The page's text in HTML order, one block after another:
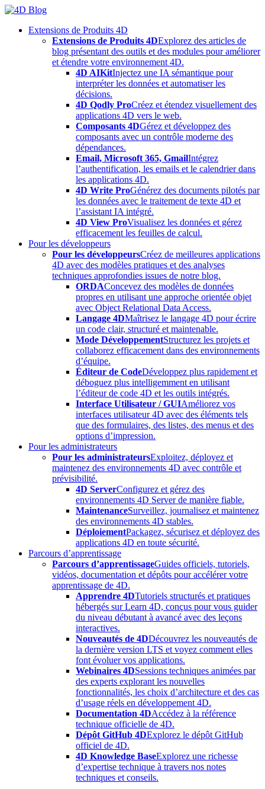
Skip
contentExtensions de Produits 4D
Extensions de Produits 4DExplorez des articles de
blog présentant des outils et des modules pour améliorer
et étendre votre environnement 4D.
4D AIKitInjectez une IA sémantique pour
interpréter les données et automatiser les
décisions.
4D Qodly ProCréez et étendez visuellement des
applications 4D vers le web.
Composants 4DGérez et développez des
composants avec un contrôle moderne des
dépendances.
Email, Microsoft 365, GmailIntégrez
l’authentification, les emails et le calendrier dans
les applications 4D.
4D Write ProGénérez des documents pilotés par
les données avec le traitement de texte 4D et
l’assistant IA intégré.
4D View ProVisualisez les données et gérez
efficacement les feuilles de calcul.
Pour les développeurs
Pour les développeursCréez de meilleures applications
4D avec des modèles pratiques et des analyses
techniques approfondies issues de notre blog.
ORDAConcevez des modèles de données
propres en utilisant une approche orientée objet
avec Object Relational Data Access.
Langage 4DMaîtrisez le langage 4D pour écrire
un code clair, structuré et maintenable.
Mode DéveloppementStructurez les projets et
collaborez efficacement dans des environnements
d’équipe.
Éditeur de CodeDéveloppez plus rapidement et
déboguez plus intelligemment en utilisant
l’éditeur de code 4D et les outils intégrés.
Interface Utilisateur / GUIAméliorez vos
interfaces utilisateur 4D avec des éléments tels
que des formulaires, des listes, des menus et des
options d’impression.
Pour les administrateurs
Pour les administrateursExploitez, déployez et
maintenez des environnements 4D avec contrôle et
prévisibilité.
4D ServerConfigurez et gérez des
environnements 4D Server de manière fiable.
MaintenanceSurveillez, journalisez et maintenez
des environnements 4D stables.
DéploiementPackagez, sécurisez et déployez des
applications 4D en toute sécurité.
Parcours d’apprentissage
Parcours d’apprentissageGuides officiels, tutoriels,
vidéos, documentation et dépôts pour accélérer votre
apprentissage de 4D.
Apprendre 4DTutoriels structurés et pratiques
hébergés sur Learn 4D, conçus pour vous guider
du niveau débutant à avancé avec des leçons
interactives.
Nouveautés de 4DDécouvrez les nouveautés de
la dernière version LTS et voyez comment elles
font évoluer vos applications.
Webinaires 4DSessions techniques animées par
des experts explorant les nouvelles
fonctionnalités, les choix d’architecture et des cas
d’usage réels en développement 4D.
Documentation 4DAccédez à la référence
technique officielle de 4D.
Dépôt GitHub 4DExplorez le dépôt GitHub
officiel de 4D.
4D Knowledge BaseExplorez une richesse
d’expertise technique à travers nos notes
techniques et conseils.